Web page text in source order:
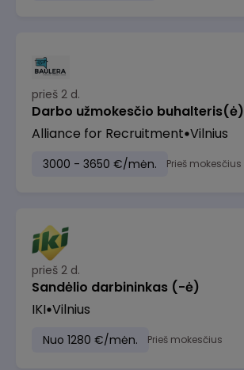
prieš 2 d.
Darbo užmokesčio buhalteris(ė)
Alliance for Recruitment Vilnius
3000 - 3650 €/mėn. Prieš mokesčius
prieš 2 d.
Sandėlio darbininkas (-ė)
IKI Vilnius
Nuo 1280 €/mėn. Prieš mokesčius